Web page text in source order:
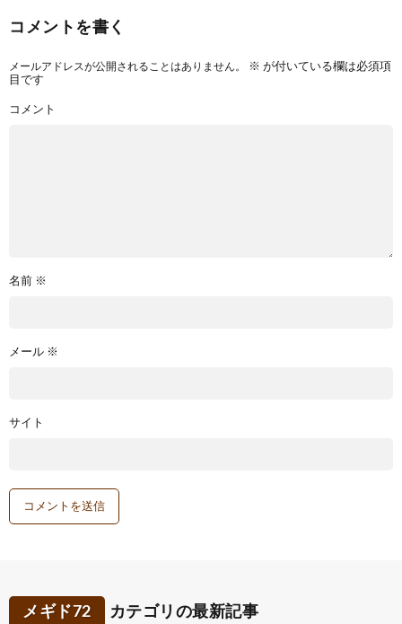
コメントを書く
メールアドレスが公開されることはありません。 ※ が付いている欄は必須項
目です
コメント
名前 ※
メール ※
サイト
メギド72 カテゴリの最新記事